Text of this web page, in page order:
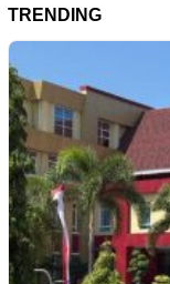
TRENDING